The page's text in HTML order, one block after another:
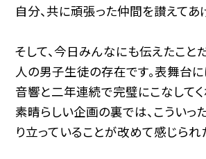
自分、共に頑張った仲間を讃えてあ
そして、今日みんなにも伝えたこと
人の男子生徒の存在です。表舞台に
音響と二年連続で完璧にこなしてく
素晴らしい企画の裏では、こういっ
り立っていることが改めて感じられ